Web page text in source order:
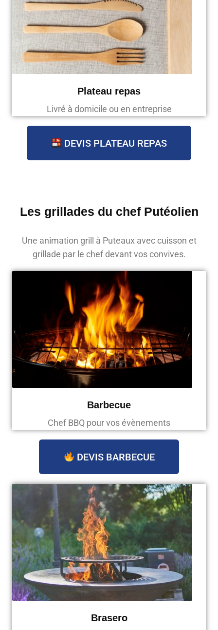
Plateau repas
Livré à domicile ou en entreprise
DEVIS PLATEAU REPAS
Les grillades du chef Putéolien
Une animation grill à Puteaux avec cuisson et
grillade par le chef devant vos convives.
Barbecue
Chef BBQ pour vos évènements
DEVIS BARBECUE
Brasero